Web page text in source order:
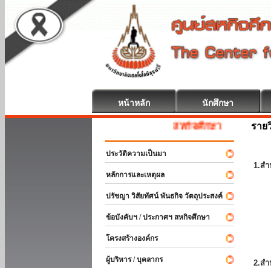
หน้าหลัก นักศึกษา
สหกิจศึกษา ยินดีต้อนรับ
ประวัติความเป็นมา
หลักการและเหตุผล
ปรัชญา วิสัยทัศน์ พันธกิจ วัตถุประสงค์
ข้อบังคับฯ / ประกาศฯ สหกิจศึกษา
โครงสร้างองค์กร
ผู้บริหาร / บุคลากร
ราย
1.ส
2.ส